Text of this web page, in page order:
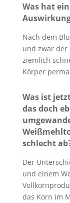
Was hat
Nach dem
und zwar der
ziemlich
Körper
Was ist
das doch
schlecht
Der
und einem
das Korn im